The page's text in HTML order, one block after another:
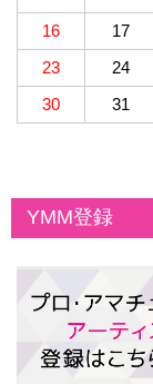
16
17
23
24
30
31
YMM登録